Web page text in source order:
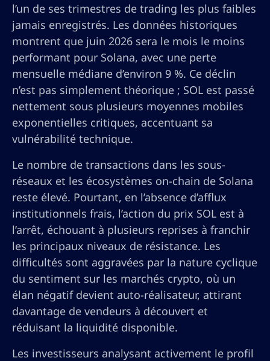
l’un de ses trimestres de trading les plus faibles
jamais enregistrés. Les données historiques
montrent que juin 2026 sera le mois le moins
performant pour Solana, avec une perte
mensuelle médiane d’environ 9 %. Ce déclin
n’est pas simplement théorique ; SOL est passé
nettement sous plusieurs moyennes mobiles
exponentielles critiques, accentuant sa
vulnérabilité technique.
Le nombre de transactions dans les sous-
réseaux et les écosystèmes on-chain de Solana
reste élevé. Pourtant, en l’absence d’afflux
institutionnels frais, l’action du prix SOL est à
l’arrêt, échouant à plusieurs reprises à franchir
les principaux niveaux de résistance. Les
difficultés sont aggravées par la nature cyclique
du sentiment sur les marchés crypto, où un
élan négatif devient auto-réalisateur, attirant
davantage de vendeurs à découvert et
réduisant la liquidité disponible.
Les investisseurs analysant activement le profil